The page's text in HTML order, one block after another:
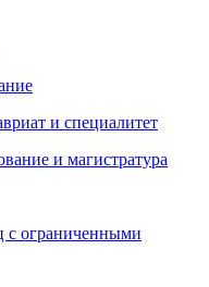
и специалитет
и магистратура
с ограниченными